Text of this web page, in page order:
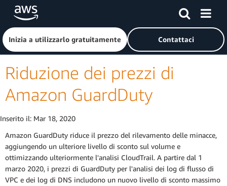
Passa al contenuto principale
Fai clic qui per tornare alla home page di Amazon Web
Inizia a utilizzarlo gratuitamente Contattaci
Riduzione dei prezzi di
Amazon GuardDuty
Inserito il: Mar 18, 2020
Amazon GuardDuty riduce il prezzo del rilevamento delle minacce,
aggiungendo un ulteriore livello di sconto sul volume e
ottimizzando ulteriormente l'analisi CloudTrail. A partire dal 1
marzo 2020, i prezzi di GuardDuty per l'analisi dei log di flusso di
VPC e dei log di DNS includono un nuovo livello di sconto massimo